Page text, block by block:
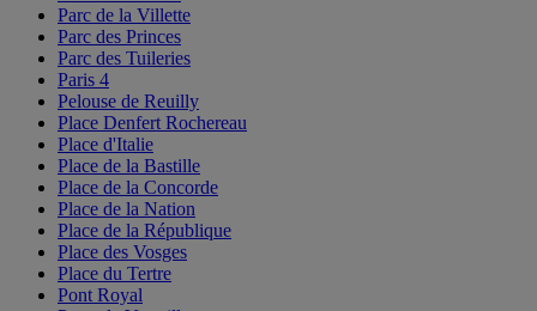
Parc de la Villette
Parc des Princes
Parc des Tuileries
Paris 4
Pelouse de Reuilly
Place Denfert Rochereau
Place d'Italie
Place de la Bastille
Place de la Concorde
Place de la Nation
Place de la République
Place des Vosges
Place du Tertre
Pont Royal